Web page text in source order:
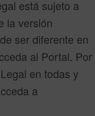
está sujeto a
la versión
ser diferente en
al Portal. Por
en todas y
a